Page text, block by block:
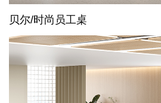
贝尔/时尚员工桌